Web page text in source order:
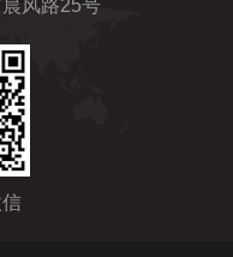
风路25号